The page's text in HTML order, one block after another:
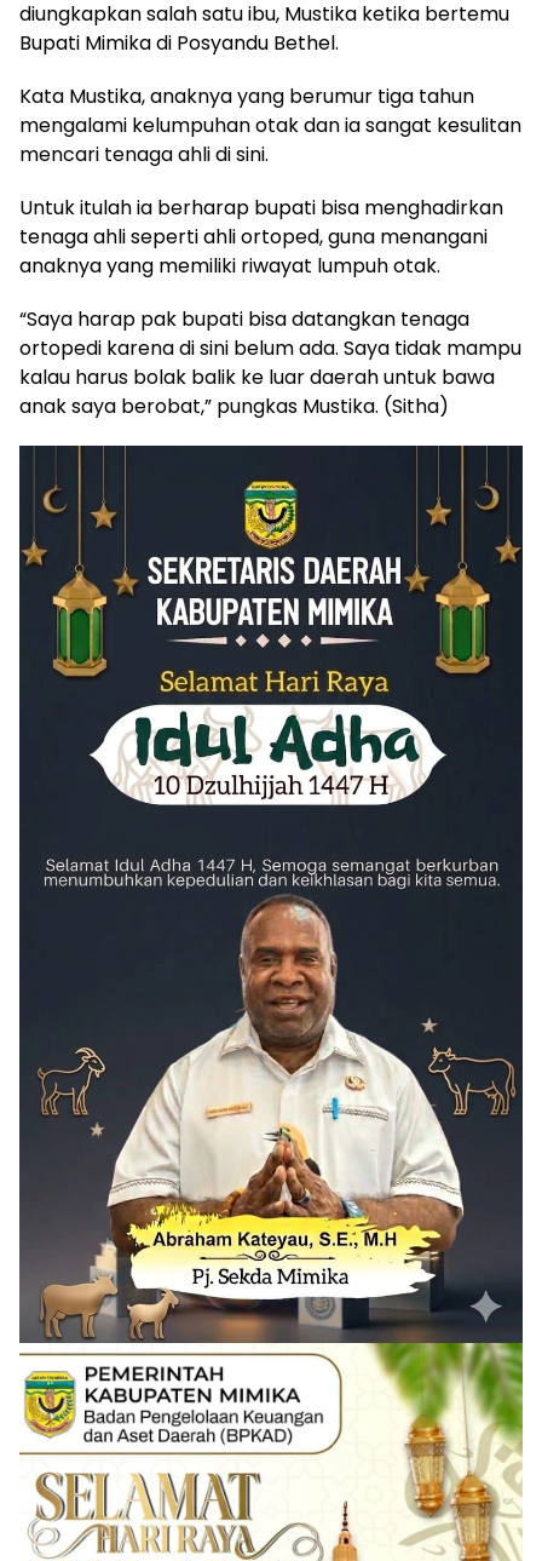
diungkapkan salah satu ibu, Mustika ketika bertemu
Bupati Mimika di Posyandu Bethel.
Kata Mustika, anaknya yang berumur tiga tahun
mengalami kelumpuhan otak dan ia sangat kesulitan
mencari tenaga ahli di sini.
Untuk itulah ia berharap bupati bisa menghadirkan
tenaga ahli seperti ahli ortoped, guna menangani
anaknya yang memiliki riwayat lumpuh otak.
“Saya harap pak bupati bisa datangkan tenaga
ortopedi karena di sini belum ada. Saya tidak mampu
kalau harus bolak balik ke luar daerah untuk bawa
anak saya berobat,” pungkas Mustika. (Sitha)